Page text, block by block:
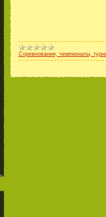
Соревнования, чемпионаты,